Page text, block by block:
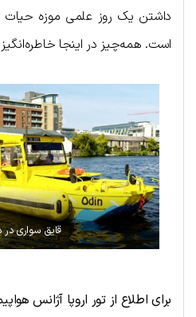
داشتن یک روز علمی موزه
است. همه‌چیز در اینجا
قایق سواری در
برای اطلاع از تور اروپا آژانس